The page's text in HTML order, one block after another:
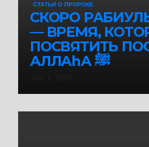
СТАТЬИ О ПРОРОКЕ
СКОРО
— ВРЕМЯ,
ПОСВЯТИТЬ
АЛЛАhА ﷺ